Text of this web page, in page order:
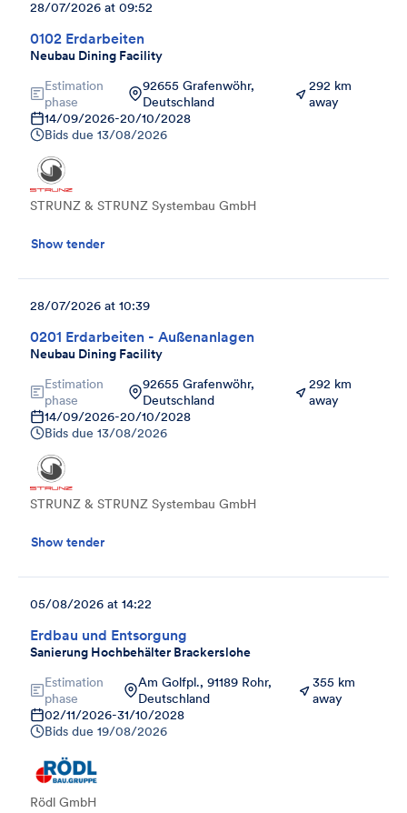
0102 Erdarbeiten
Neubau Dining Facility
28/07/2026 at 09:52
Estimation
phase
92655 Grafenwöhr,
Deutschland
292 km
away
14/09/2026-20/10/2028
Bids due 13/08/2026
STRUNZ & STRUNZ Systembau GmbH
Show tender
0201 Erdarbeiten - Außenanlagen
Neubau Dining Facility
28/07/2026 at 10:39
Estimation
phase
92655 Grafenwöhr,
Deutschland
292 km
away
14/09/2026-20/10/2028
Bids due 13/08/2026
STRUNZ & STRUNZ Systembau GmbH
Show tender
Erdbau und Entsorgung
Sanierung Hochbehälter Brackerslohe
05/08/2026 at 14:22
Estimation
phase
Am Golfpl., 91189 Rohr,
Deutschland
355 km
away
02/11/2026-31/10/2028
Bids due 19/08/2026
Rödl GmbH